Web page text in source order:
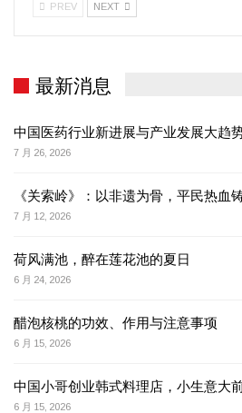
PREV NEXT
最新消息
中国医药行业新进展与产业发展大趋
7 月 26, 2026
《关索岭》：以非遗为骨，平民热血
7 月 12, 2026
荷风满池，醉在莲花池的夏日
6 月 24, 2026
醋泡核桃的功效、作用与注意事项
6 月 15, 2026
中国小哥创业韩式料理店，小生意大
6 月 15, 2026